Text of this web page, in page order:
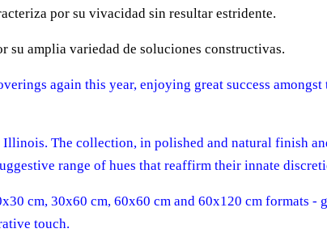
por su vivacidad sin resultar estridente.
su amplia variedad de soluciones constructivas.
again this year, enjoying great success
The collection, in polished and natural finish
range of hues that reaffirm their innate
cm, 30x60 cm, 60x60 cm and 60x120 cm formats
touch.